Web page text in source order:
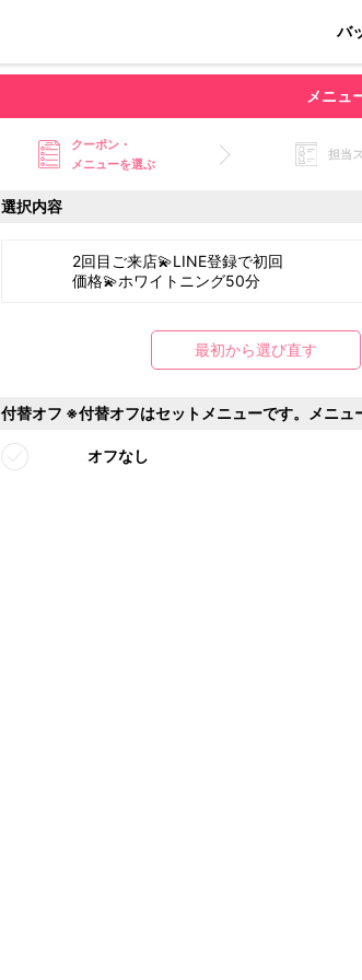
バ
メニュ
クーポン・
メニューを選ぶ
担当
選択内容
2回目ご来店💫LINE登録で初回
価格💫ホワイトニング50分
最初から選び直す
付替オフ ※付替オフはセットメニューです。メニュ
オフなし